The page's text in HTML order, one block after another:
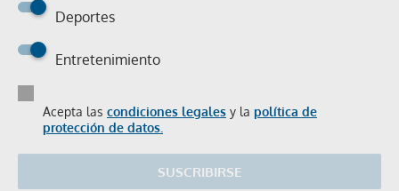
Deportes
Entretenimiento
Acepta las condiciones legales y la política de
protección de datos.
SUSCRIBIRSE